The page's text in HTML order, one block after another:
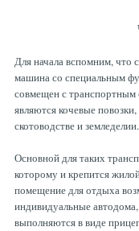
Для начала вспомним, что
машина со специальным
совмещен с транспортным
являются кочевые
скотоводстве и земледелии.
Основной для таких
которому и крепится
помещение для отдыха
индивидуальные
выполняются в виде